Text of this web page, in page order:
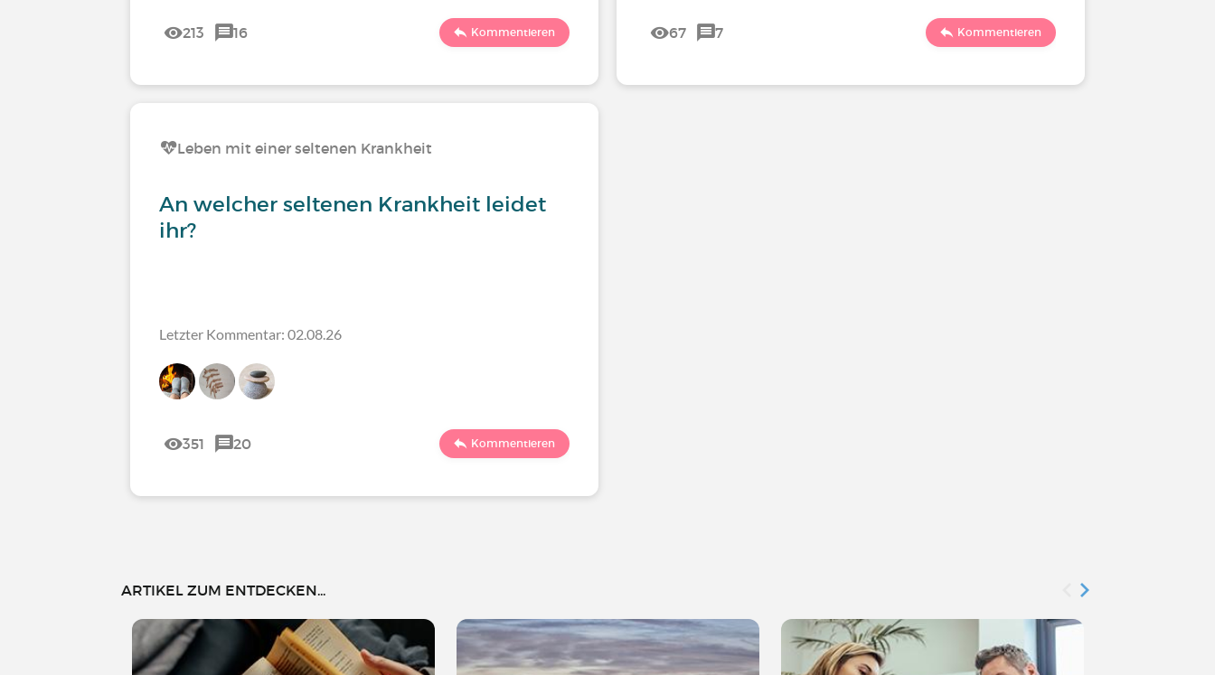
213 16 Kommentieren
Leben mit einer seltenen Krankheit
An welcher seltenen Krankheit leidet
ihr?
Letzter Kommentar: 02.08.26
351 20 Kommentieren
67 7 Kommentieren
ARTIKEL ZUM ENTDECKEN...